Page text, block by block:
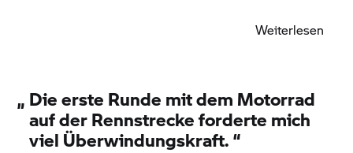
Weiterlesen
„ Die erste Runde mit dem Motorrad
auf der Rennstrecke forderte mich
viel Überwindungskraft.“